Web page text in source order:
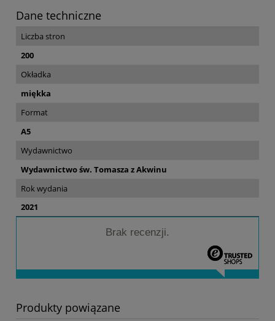
Dane techniczne
Liczba stron
200
Okładka
miękka
Format
A5
Wydawnictwo
Wydawnictwo św. Tomasza z Akwinu
Rok wydania
2021
Brak recenzji.
Produkty powiązane